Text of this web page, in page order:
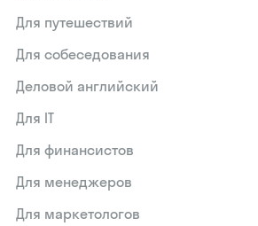
Для путешествий
Для собеседования
Деловой английский
Для IT
Для финансистов
Для менеджеров
Для маркетологов